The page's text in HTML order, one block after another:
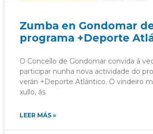
Zumba en Gondomar
programa +Deporte
O Concello de Gondomar convida á
participar nunha nova actividade do
verán +Deporte Atlántico. O vindeiro
xullo, ás
LEER MÁS »